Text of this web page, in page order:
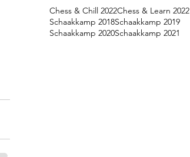
Chess & Chill 2022Chess & Learn 2022
Schaakkamp 2018Schaakkamp 2019
Schaakkamp 2020Schaakkamp 2021